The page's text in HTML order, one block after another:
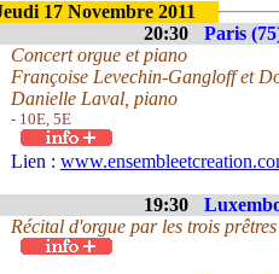
17 Novembre 2011
20:30
Paris
Concert orgue et piano
Françoise Levechin-Gangloff et
Danielle Laval, piano
- 10E, 5E
Lien :
19:30
Récital d'orgue par les trois